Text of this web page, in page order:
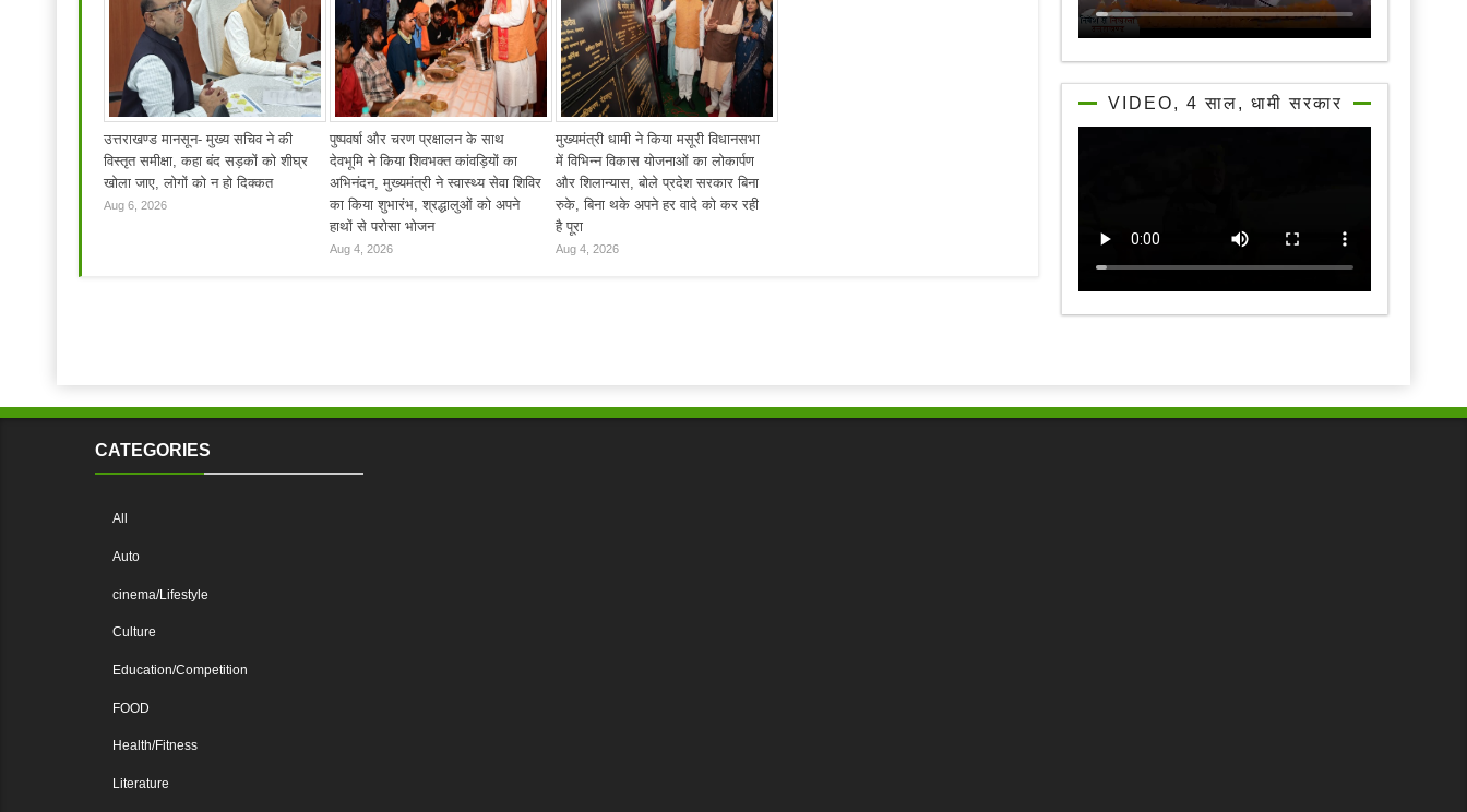
उत्तराखण्ड मानसून- मुख्य सचिव ने की
विस्तृत समीक्षा, कहा बंद सड़कों को शीघ्र
खोला जाए, लोगों को न हो दिक्कत
Aug 6, 2026
पुष्पवर्षा और चरण प्रक्षालन के साथ
देवभूमि ने किया शिवभक्त कांवड़ियों का
अभिनंदन, मुख्यमंत्री ने स्वास्थ्य सेवा शिविर
का किया शुभारंभ, श्रद्धालुओं को अपने
हाथों से परोसा भोजन
Aug 4, 2026
मुख्यमंत्री धामी ने किया मसूरी विधानसभा
में विभिन्न विकास योजनाओं का लोकार्पण
और शिलान्यास, बोले प्रदेश सरकार बिना
रुके, बिना थके अपने हर वादे को कर रही
है पूरा
Aug 4, 2026
VIDEO, 4 साल, धामी सरकार
CATEGORIES
All
Auto
cinema/Lifestyle
Culture
Education/Competition
FOOD
Health/Fitness
Literature